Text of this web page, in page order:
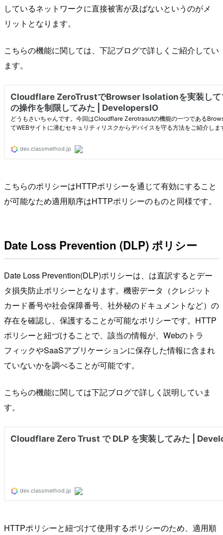
しているネットワークに直接被害が及ばないというのがメ
リットとなります。
こちらの機能に関しては、下記ブログで詳しくご紹介してい
ます。
こちらのポリシーはHTTPポリシーを通じて有効にすること
が可能なため適用順序はHTTPポリシーのものと同様です。
Date Loss Prevention (DLP) ポリシー
Date Loss Prevention(DLP)ポリシーは、は直訳するとデー
タ損失防止ポリシーとなります。機密データ（クレジット
カード番号や社会保障番号、社外秘のドキュメントなど）の
存在を確認し、保護することが可能なポリシーです。HTTP
ポリシーと紐づけることで、該当の情報が、Webのトラ
フィックやSaaSアプリケーションに保存した情報に含まれ
ていないかを調べることが可能です。
こちらの機能に関しては下記ブログで詳しく説明していま
す。
HTTPポリシーと紐づけて使用するポリシーのため、適用順